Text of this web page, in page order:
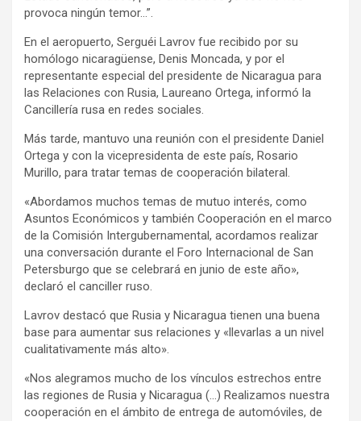
provoca ningún temor…”.
En el aeropuerto, Serguéi Lavrov fue recibido por su
homólogo nicaragüense, Denis Moncada, y por el
representante especial del presidente de Nicaragua para
las Relaciones con Rusia, Laureano Ortega, informó la
Cancillería rusa en redes sociales.
Más tarde, mantuvo una reunión con el presidente Daniel
Ortega y con la vicepresidenta de este país, Rosario
Murillo, para tratar temas de cooperación bilateral.
«Abordamos muchos temas de mutuo interés, como
Asuntos Económicos y también Cooperación en el marco
de la Comisión Intergubernamental, acordamos realizar
una conversación durante el Foro Internacional de San
Petersburgo que se celebrará en junio de este año»,
declaró el canciller ruso.
Lavrov destacó que Rusia y Nicaragua tienen una buena
base para aumentar sus relaciones y «llevarlas a un nivel
cualitativamente más alto».
«Nos alegramos mucho de los vínculos estrechos entre
las regiones de Rusia y Nicaragua (…) Realizamos nuestra
cooperación en el ámbito de entrega de automóviles, de